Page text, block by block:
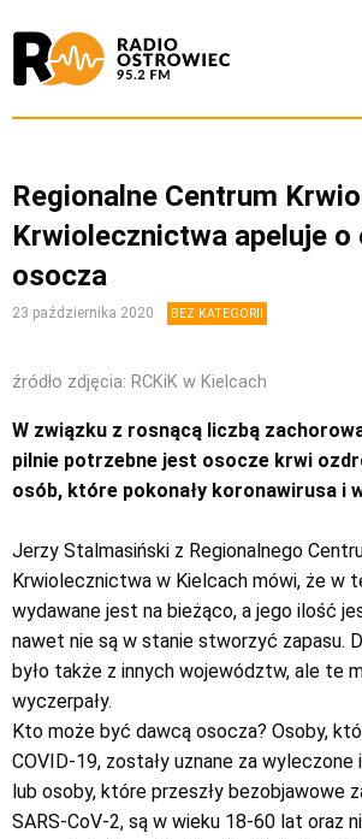
Regionalne Centrum
Krwiolecznictwa apeluje o
osocza
23 października 2020 BEZ KATEGORII
źródło zdjęcia: RCKiK w Kielcach
W związku z rosnącą liczbą
pilnie potrzebne jest osocze krwi
osób, które pokonały koronawirusa i
Jerzy Stalmasiński z Regionalnego
Krwiolecznictwa w Kielcach mówi, że w
wydawane jest na bieżąco, a jego ilość
nawet nie są w stanie stworzyć zapasu.
było także z innych województw, ale te
wyczerpały.
Kto może być dawcą osocza? Osoby,
COVID-19, zostały uznane za wyleczone
lub osoby, które przeszły bezobjawowe
SARS-CoV-2, są w wieku 18-60 lat oraz